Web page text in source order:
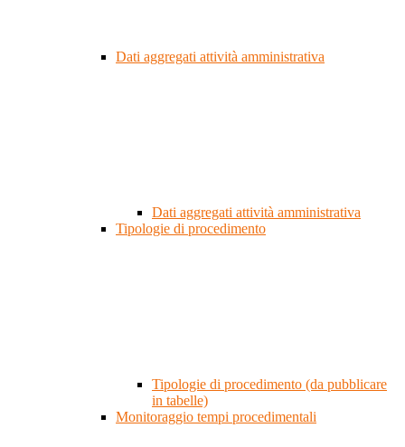
Dati aggregati attività amministrativa
Dati aggregati attività amministrativa
Tipologie di procedimento
Tipologie di procedimento (da pubblicare
in tabelle)
Monitoraggio tempi procedimentali